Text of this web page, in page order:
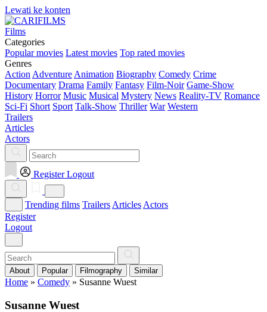
Lewati ke konten
Films
Categories
Popular movies Latest movies Top rated movies
Genres
Action Adventure Animation Biography Comedy Crime
Documentary Drama Family Fantasy Film-Noir Game-Show
History Horror Music Musical Mystery News Reality-TV Romance
Sci-Fi Short Sport Talk-Show Thriller War Western
Trailers
Articles
Actors
Register Logout
Trending films Trailers Articles Actors
Register
Logout
About Popular Filmography Similar
Home » Comedy » Susanne Wuest
Susanne Wuest